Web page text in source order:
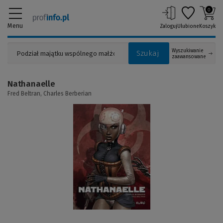
Menu
Szukaj
Wyszukiwanie
zaawansowane
ZalogujUlubione
0
Koszyk
Nathanaelle
Fred Beltran, Charles Berberian